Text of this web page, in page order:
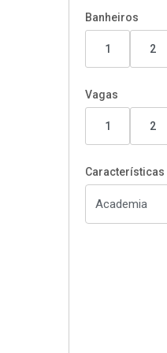
Banheiros
1 2
Vagas
1 2
Características